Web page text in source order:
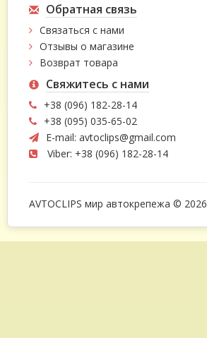
Обратная связь
Связаться с нами
Отзывы о магазине
Возврат товара
Свяжитесь с нами
+38 (096) 182-28-14
+38 (095) 035-65-02
E-mail: avtoclips@gmail.com
Viber: +38 (096) 182-28-14
AVTOCLIPS мир автокрепежа © 2026